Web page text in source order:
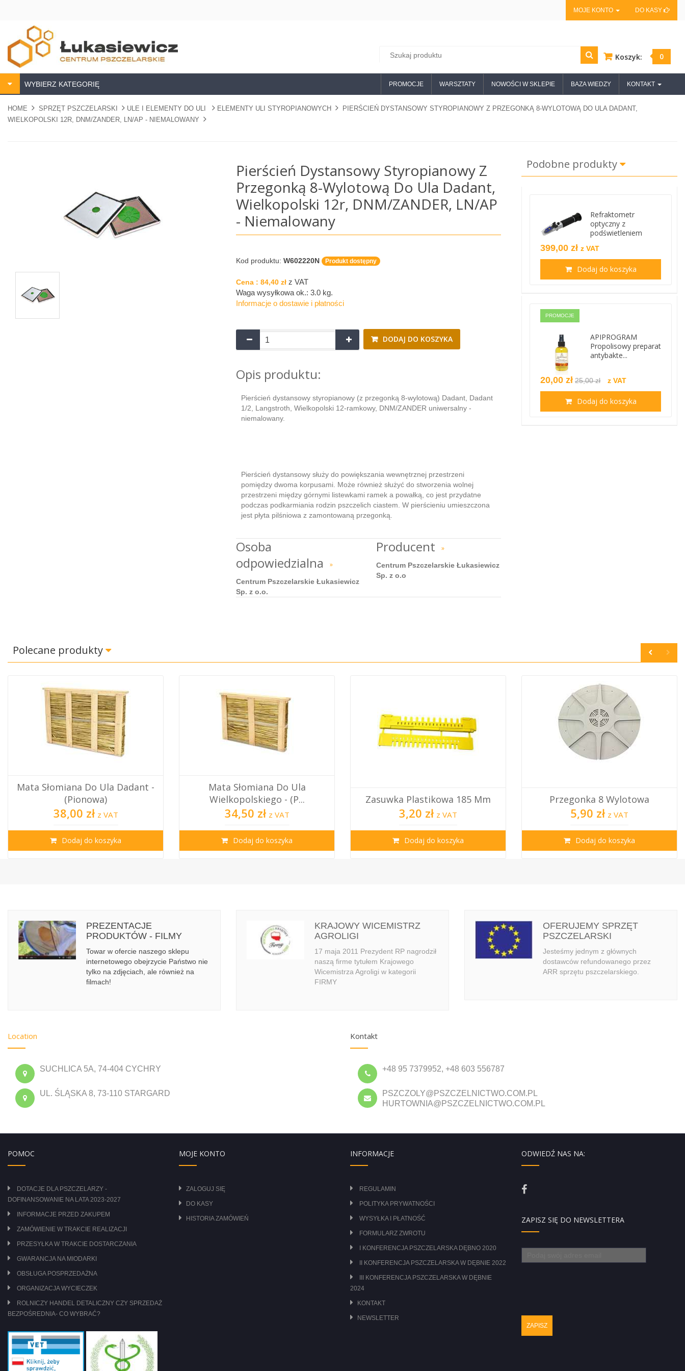
MOJE KONTO DO KASY
Koszyk: 0
PROMOCJE WARSZTATY NOWOŚCI W SKLEPIE BAZA WIEDZY KONTAKT
WYBIERZ KATEGORIĘ
HOME SPRZĘT PSZCZELARSKI ULE I ELEMENTY DO ULI ELEMENTY ULI STYROPIANOWYCH
PIERŚCIEŃ DYSTANSOWY STYROPIANOWY Z PRZEGONKĄ 8-WYLOTOWĄ DO ULA DADANT,
WIELKOPOLSKI 12R, DNM/ZANDER, LN/AP - NIEMALOWANY
Pierścień Dystansowy Styropianowy Z
Przegonką 8-Wylotową Do Ula Dadant,
Wielkopolski 12r, DNM/ZANDER, LN/AP
- Niemalowany
Kod produktu: W602220N Produkt dostępny
Cena : 84,40 zł z VAT
Waga wysyłkowa ok.: 3.0 kg.
Informacje o dostawie i płatności
DODAJ DO KOSZYKA
Opis produktu:
Pierścień dystansowy styropianowy (z przegonką 8-wylotową) Dadant, Dadant
1/2, Langstroth, Wielkopolski 12-ramkowy, DNM/ZANDER uniwersalny -
niemalowany.
Pierścień dystansowy służy do powiększania wewnętrznej przestrzeni
pomiędzy dwoma korpusami. Może również służyć do stworzenia wolnej
przestrzeni między górnymi listewkami ramek a powałką, co jest przydatne
podczas podkarmiania rodzin pszczelich ciastem. W pierścieniu umieszczona
jest płyta pilśniowa z zamontowaną przegonką.
Osoba
odpowiedzialna
»
Centrum Pszczelarskie Łukasiewicz
Sp. z o.o.
Producent »
Centrum Pszczelarskie Łukasiewicz
Sp. z o.o
Podobne produkty
Refraktometr
optyczny z
podświetleniem
399,00 zł z VAT
Dodaj do koszyka
PROMOCJE
APIPROGRAM
Propolisowy preparat
antybakte...
20,00 zł 25,00 zł z VAT
Dodaj do koszyka
Polecane produkty
Mata Słomiana Do Ula Dadant -
(pionowa)
38,00 zł z VAT
Dodaj do koszyka
Mata Słomiana Do Ula
Wielkopolskiego - (p...
34,50 zł z VAT
Dodaj do koszyka
Zasuwka Plastikowa 185 Mm
3,20 zł z VAT
Dodaj do koszyka
Przegonka 8 Wylotowa
5,90 zł z VAT
Dodaj do koszyka
PREZENTACJE
PRODUKTÓW - FILMY
Towar w ofercie naszego sklepu
internetowego obejrzycie Państwo nie
tylko na zdjęciach, ale również na
filmach!
KRAJOWY WICEMISTRZ
AGROLIGI
17 maja 2011 Prezydent RP nagrodził
naszą firme tytułem Krajowego
Wicemistrza Agroligi w kategorii
FIRMY
OFERUJEMY SPRZĘT
PSZCZELARSKI
Jesteśmy jednym z głównych
dostawców refundowanego przez
ARR sprzętu pszczelarskiego.
Location
SUCHLICA 5A, 74-404 CYCHRY
UL. ŚLĄSKA 8, 73-110 STARGARD
Kontakt
+48 95 7379952, +48 603 556787
PSZCZOLY@PSZCZELNICTWO.COM.PL
HURTOWNIA@PSZCZELNICTWO.COM.PL
POMOC
DOTACJE DLA PSZCZELARZY -
DOFINANSOWANIE NA LATA 2023-2027
INFORMACJE PRZED ZAKUPEM
ZAMÓWIENIE W TRAKCIE REALIZACJI
PRZESYŁKA W TRAKCIE DOSTARCZANIA
GWARANCJA NA MIODARKI
OBSŁUGA POSPRZEDAŻNA
ORGANIZACJA WYCIECZEK
ROLNICZY HANDEL DETALICZNY CZY SPRZEDAŻ
BEZPOŚREDNIA- CO WYBRAĆ?
MOJE KONTO
ZALOGUJ SIĘ
DO KASY
HISTORIA ZAMÓWIEŃ
INFORMACJE
REGULAMIN
POLITYKA PRYWATNOŚCI
WYSYŁKA I PŁATNOŚĆ
FORMULARZ ZWROTU
I KONFERENCJA PSZCZELARSKA DĘBNO 2020
II KONFERENCJA PSZCZELARSKA W DĘBNIE 2022
III KONFERENCJA PSZCZELARSKA W DĘBNIE
2024
KONTAKT
NEWSLETTER
ODWIEDŹ NAS NA:
ZAPISZ SIĘ DO NEWSLETTERA